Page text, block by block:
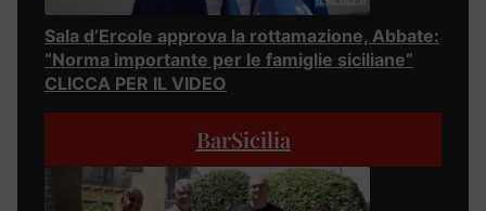
Sala d’Ercole approva la rottamazione, Abbate:
“Norma importante per le famiglie siciliane”
CLICCA PER IL VIDEO
BarSicilia